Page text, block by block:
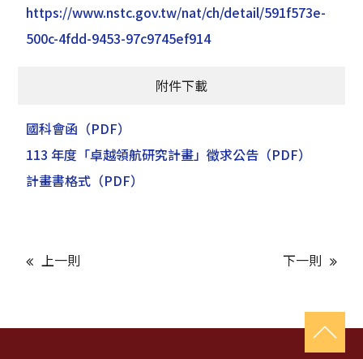
https://www.nstc.gov.tw/nat/ch/detail/591f573e-
500c-4fdd-9453-97c9745ef914
附件下載
國科會函 （PDF）
113 年度「卓越領航研究計畫」徵求公告 （PDF）
計畫書格式 （PDF）
上一則 下一則